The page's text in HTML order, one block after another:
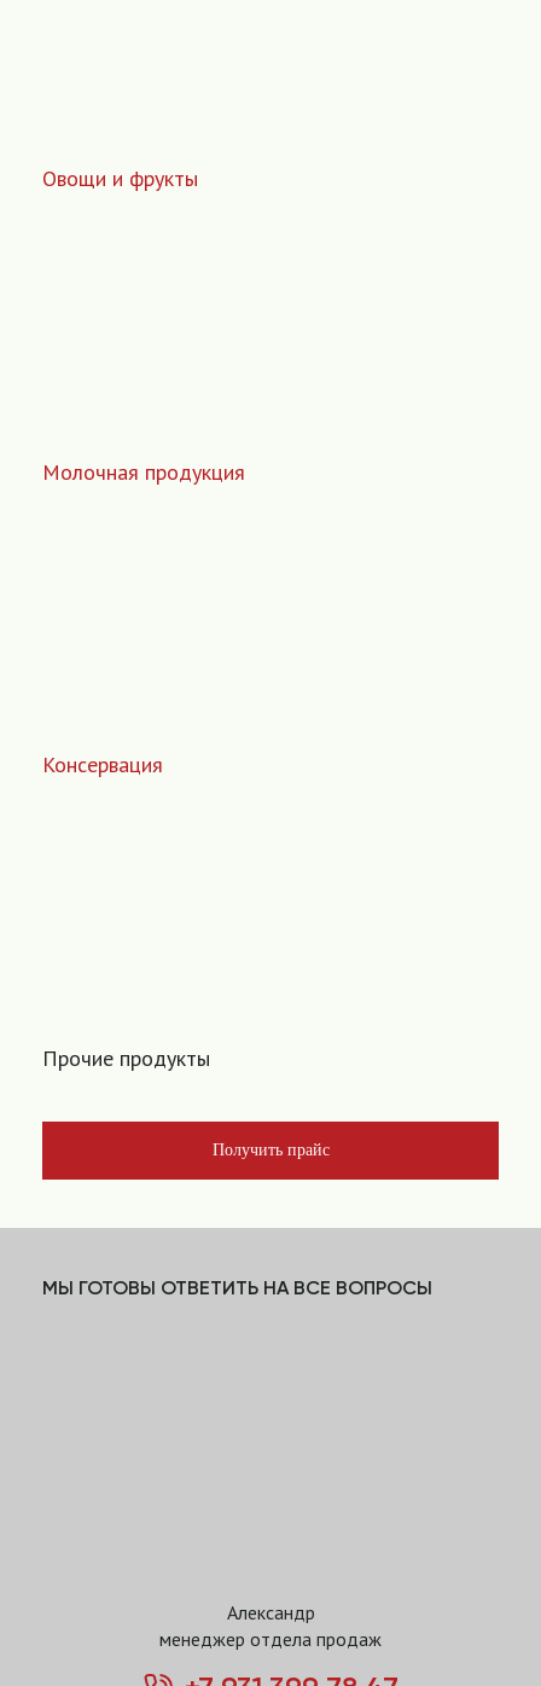
Овощи и фрукты
Молочная продукция
Консервация
Прочие продукты
Получить прайс
МЫ ГОТОВЫ ОТВЕТИТЬ НА ВСЕ ВОПРОСЫ
Александр
менеджер отдела продаж